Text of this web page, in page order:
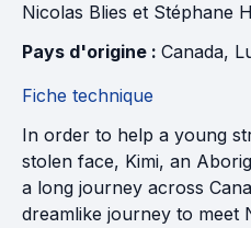
Nicolas Blies et Stéphane
Pays d'origine : Canada,
Fiche technique
In order to help a young
stolen face, Kimi, an
a long journey across
dreamlike journey to meet